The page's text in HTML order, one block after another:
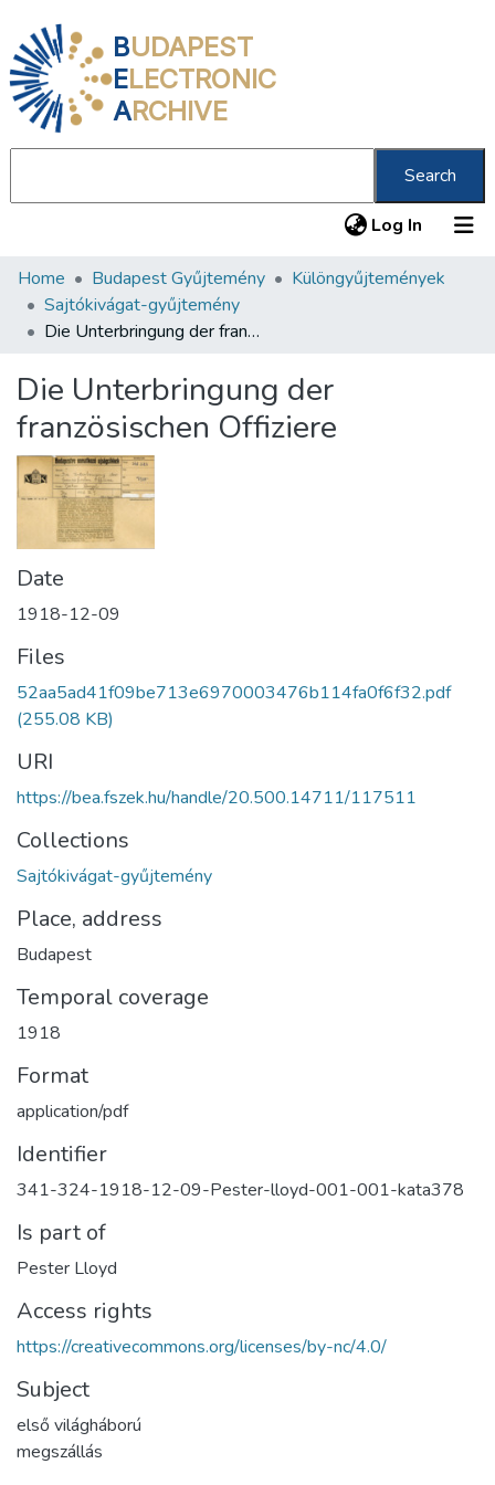
BUDAPEST
ELECTRONIC
ARCHIVE
Search
Log In (current)
Communities & Collections
All of DSpace
About us
Home Budapest Gyűjtemény
Különgyűjtemények
Sajtókivágat-gyűjtemény
Die Unterbringung der französischen Offiziere
Die Unterbringung der
französischen Offiziere
Date
1918-12-09
Files
52aa5ad41f09be713e6970003476b114fa0f6f32.pdf
(255.08 KB)
URI
https://bea.fszek.hu/handle/20.500.14711/117511
Collections
Sajtókivágat-gyűjtemény
Place, address
Budapest
Temporal coverage
1918
Format
application/pdf
Identifier
341-324-1918-12-09-Pester-lloyd-001-001-kata378
Is part of
Pester Lloyd
Access rights
https://creativecommons.org/licenses/by-nc/4.0/
Subject
első világháború
megszállás